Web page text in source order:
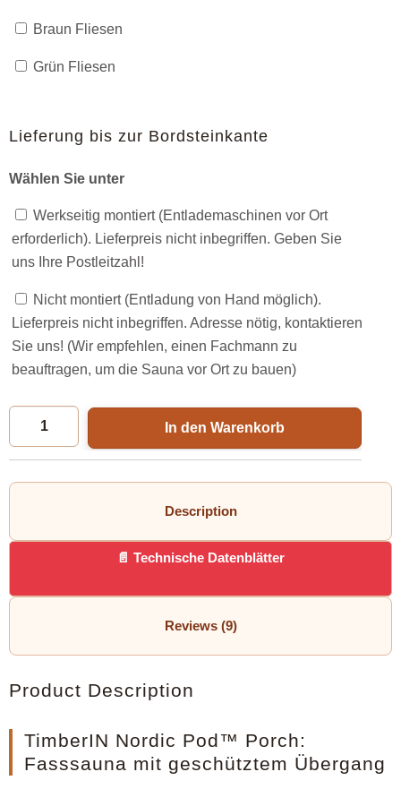
Braun Fliesen
Grün Fliesen
Lieferung bis zur Bordsteinkante
Wählen Sie unter
Werkseitig montiert (Entlademaschinen vor Ort
erforderlich). Lieferpreis nicht inbegriffen. Geben Sie
uns Ihre Postleitzahl!
Nicht montiert (Entladung von Hand möglich).
Lieferpreis nicht inbegriffen. Adresse nötig, kontaktieren
Sie uns! (Wir empfehlen, einen Fachmann zu
beauftragen, um die Sauna vor Ort zu bauen)
In den Warenkorb
Description
Technische Datenblätter
Reviews (9)
Product Description
TimberIN Nordic Pod™ Porch:
Fasssauna mit geschütztem Übergang